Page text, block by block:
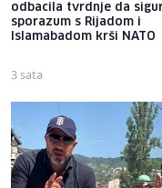
odbacila tvrdnje da
sporazum s Rijadom i
Islamabadom krši NATO
3 sata